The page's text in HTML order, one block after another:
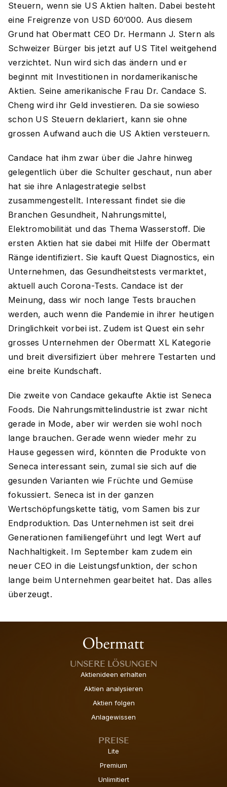
Steuern, wenn sie US Aktien halten. Dabei besteht
eine Freigrenze von USD 60’000. Aus diesem
Grund hat Obermatt CEO Dr. Hermann J. Stern als
Schweizer Bürger bis jetzt auf US Titel weitgehend
verzichtet. Nun wird sich das ändern und er
beginnt mit Investitionen in nordamerikanische
Aktien. Seine amerikanische Frau Dr. Candace S.
Cheng wird ihr Geld investieren. Da sie sowieso
schon US Steuern deklariert, kann sie ohne
grossen Aufwand auch die US Aktien versteuern.
Candace hat ihm zwar über die Jahre hinweg
gelegentlich über die Schulter geschaut, nun aber
hat sie ihre Anlagestrategie selbst
zusammengestellt. Interessant findet sie die
Branchen Gesundheit, Nahrungsmittel,
Elektromobilität und das Thema Wasserstoff. Die
ersten Aktien hat sie dabei mit Hilfe der Obermatt
Ränge identifiziert. Sie kauft Quest Diagnostics, ein
Unternehmen, das Gesundheitstests vermarktet,
aktuell auch Corona-Tests. Candace ist der
Meinung, dass wir noch lange Tests brauchen
werden, auch wenn die Pandemie in ihrer heutigen
Dringlichkeit vorbei ist. Zudem ist Quest ein sehr
grosses Unternehmen der Obermatt XL Kategorie
und breit diversifiziert über mehrere Testarten und
eine breite Kundschaft.
Die zweite von Candace gekaufte Aktie ist Seneca
Foods. Die Nahrungsmittelindustrie ist zwar nicht
gerade in Mode, aber wir werden sie wohl noch
lange brauchen. Gerade wenn wieder mehr zu
Hause gegessen wird, könnten die Produkte von
Seneca interessant sein, zumal sie sich auf die
gesunden Varianten wie Früchte und Gemüse
fokussiert. Seneca ist in der ganzen
Wertschöpfungskette tätig, vom Samen bis zur
Endproduktion. Das Unternehmen ist seit drei
Generationen familiengeführt und legt Wert auf
Nachhaltigkeit. Im September kam zudem ein
neuer CEO in die Leistungsfunktion, der schon
lange beim Unternehmen gearbeitet hat. Das alles
überzeugt.
UNSERE LÖSUNGEN
Aktienideen erhalten
Aktien analysieren
Aktien folgen
Anlagewissen
PREISE
Lite
Premium
Unlimitiert